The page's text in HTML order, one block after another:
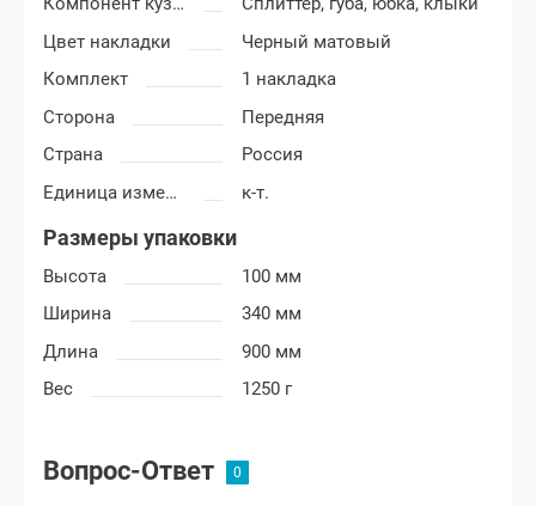
Цвет накладки
Черный матовый
Комплект
1 накладка
Сторона
Передняя
Страна
Россия
Единица измерения
к-т.
Размеры упаковки
Высота
100 мм
Ширина
340 мм
Длина
900 мм
Вес
1250 г
Вопрос-Ответ